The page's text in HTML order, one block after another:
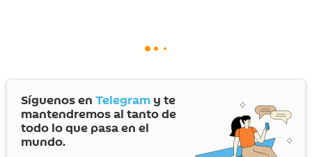
Síguenos en Telegram y te
mantendremos al tanto de
todo lo que pasa en el
mundo.